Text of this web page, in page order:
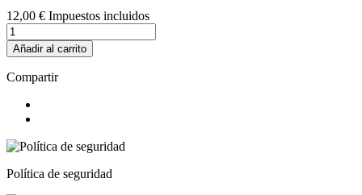
12,00 € Impuestos incluidos
Añadir al carrito
Compartir
Política de seguridad